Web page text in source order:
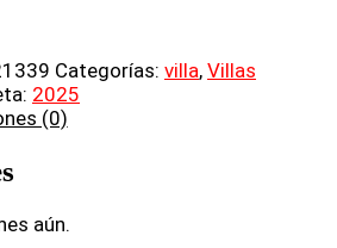
Categorías: villa, Villas
2025
(0)
aún.